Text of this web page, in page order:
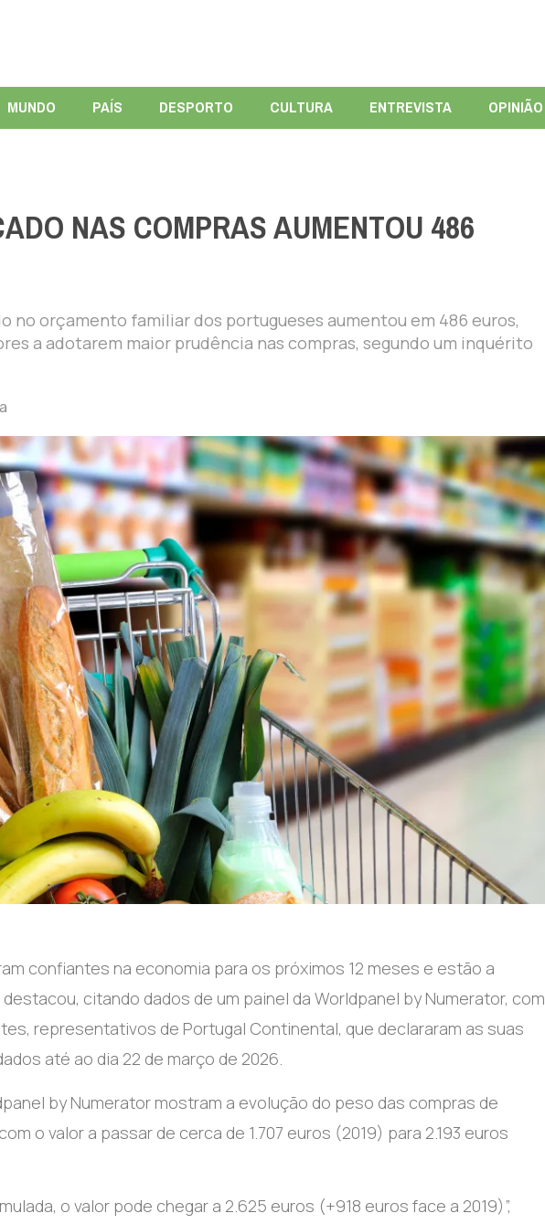
MUNDO PAÍS DESPORTO CULTURA ENTREVISTA OPINIÃO
NAS COMPRAS AUMENTOU 486
no orçamento familiar dos portugueses aumentou em 486 euros,
a adotarem maior prudência nas compras, segundo um inquérito
confiantes na economia para os próximos 12 meses e estão a
citando dados de um painel da Worldpanel by Numerator, com
representativos de Portugal Continental, que declararam as suas
até ao dia 22 de março de 2026.
by Numerator mostram a evolução do peso das compras de
o valor a passar de cerca de 1.707 euros (2019) para 2.193 euros
o valor pode chegar a 2.625 euros (+918 euros face a 2019)”,